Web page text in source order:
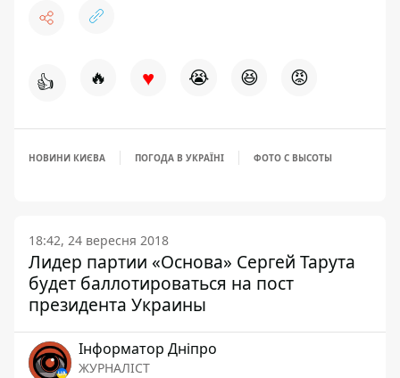
👍 🔥 ♥ 😭 😆 😡
НОВИНИ КИЄВА ПОГОДА В УКРАЇНІ ФОТО С ВЫСОТЫ
18:42, 24 вересня 2018
Лидер партии «Основа» Сергей Тарута
будет баллотироваться на пост
президента Украины
Інформатор Дніпро
ЖУРНАЛІСТ